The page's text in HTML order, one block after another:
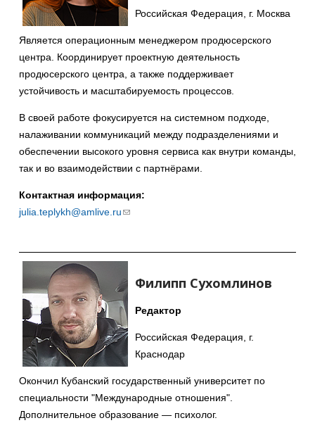
Российская Федерация, г. Москва
Является операционным менеджером продюсерского
центра. Координирует проектную деятельность
продюсерского центра, а также поддерживает
устойчивость и масштабируемость процессов.
В своей работе фокусируется на системном подходе,
налаживании коммуникаций между подразделениями и
обеспечении высокого уровня сервиса как внутри команды,
так и во взаимодействии с партнёрами.
Контактная информация:
julia.teplykh@amlive.ru(ссылка
email)
Филипп Сухомлинов
Редактор
Российская Федерация, г.
Краснодар
Окончил Кубанский государственный университет по
специальности "Международные отношения".
Дополнительное образование — психолог.